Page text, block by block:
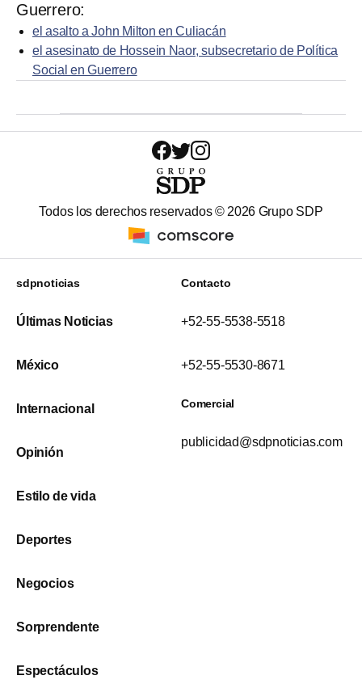
Guerrero:
el asalto a John Milton en Culiacán
el asesinato de Hossein Naor, subsecretario de Política
Social en Guerrero
Todos los derechos reservados © 2026 Grupo SDP
sdpnoticias
Últimas Noticias
México
Internacional
Opinión
Estilo de vida
Deportes
Negocios
Sorprendente
Espectáculos
Contacto
+52-55-5538-5518
+52-55-5530-8671
Comercial
publicidad@sdpnoticias.com